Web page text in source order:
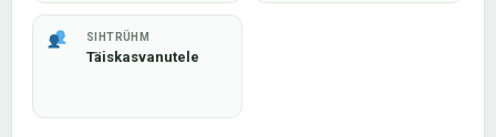
SIHTRÜHM
Täiskasvanutele